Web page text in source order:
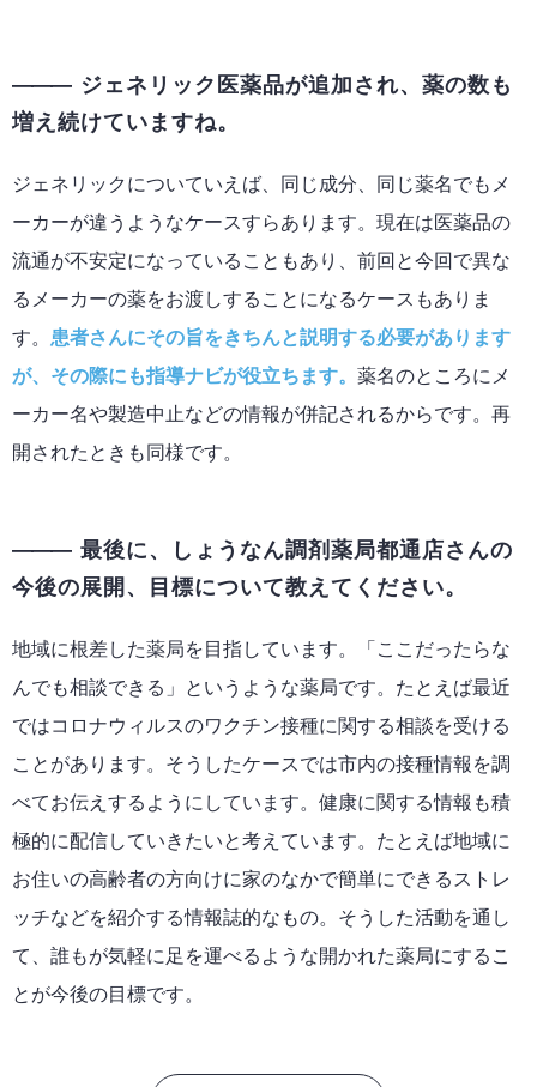
ジェネリック医薬品が追加され、薬の数も
増え続けていますね。
ジェネリックについていえば、同じ成分、同じ薬名でもメ
ーカーが違うようなケースすらあります。現在は医薬品の
流通が不安定になっていることもあり、前回と今回で異な
るメーカーの薬をお渡しすることになるケースもありま
す。 患者さんにその旨をきちんと説明する必要があります
が、その際にも指導ナビが役立ちます。 薬名のところにメ
ーカー名や製造中止などの情報が併記されるからです。再
開されたときも同様です。
最後に、しょうなん調剤薬局都通店さんの
今後の展開、目標について教えてください。
地域に根差した薬局を目指しています。「ここだったらな
んでも相談できる」というような薬局です。たとえば最近
ではコロナウィルスのワクチン接種に関する相談を受ける
ことがあります。そうしたケースでは市内の接種情報を調
べてお伝えするようにしています。健康に関する情報も積
極的に配信していきたいと考えています。たとえば地域に
お住いの高齢者の方向けに家のなかで簡単にできるストレ
ッチなどを紹介する情報誌的なもの。そうした活動を通し
て、誰もが気軽に足を運べるような開かれた薬局にするこ
とが今後の目標です。